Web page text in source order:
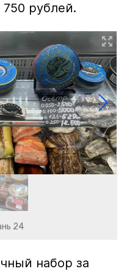
750 рублей.
24
набор за